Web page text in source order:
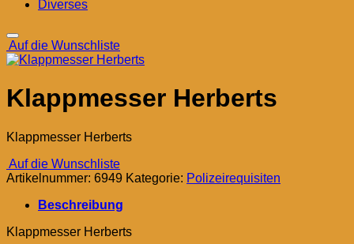
Diverses
Auf die Wunschliste
Klappmesser Herberts
Klappmesser Herberts
Auf die Wunschliste
Artikelnummer: 6949 Kategorie: Polizeirequisiten
Beschreibung
Klappmesser Herberts